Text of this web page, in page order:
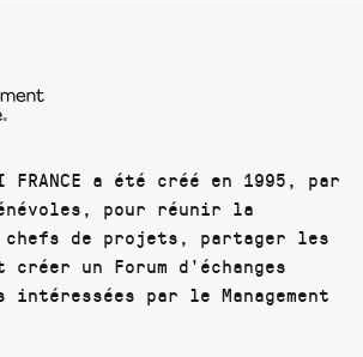
FRANCE a été créé en 1995, par
pour réunir la
chefs de projets, partager les
un Forum d'échanges
intéressées par le Management